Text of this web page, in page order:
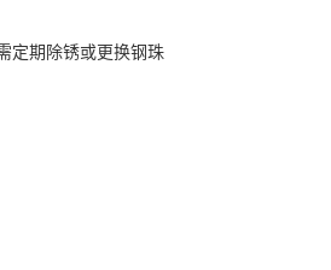
期除锈或更换钢珠‌